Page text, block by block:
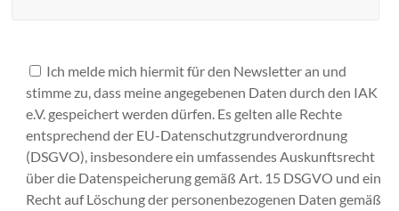
Ich melde mich hiermit für den Newsletter an und
stimme zu, dass meine angegebenen Daten durch den IAK
e.V. gespeichert werden dürfen. Es gelten alle Rechte
entsprechend der EU-Datenschutzgrundverordnung
(DSGVO), insbesondere ein umfassendes Auskunftsrecht
über die Datenspeicherung gemäß Art. 15 DSGVO und ein
Recht auf Löschung der personenbezogenen Daten gemäß